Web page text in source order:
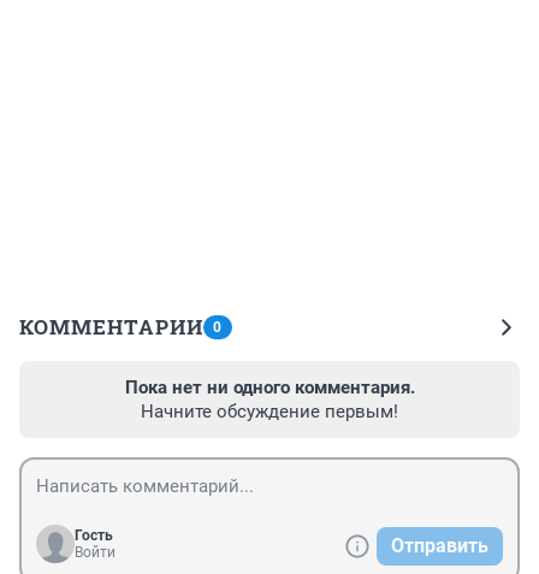
КОММЕНТАРИИ 0
Пока нет ни одного комментария.
Начните обсуждение первым!
Гость
Войти
Отправить